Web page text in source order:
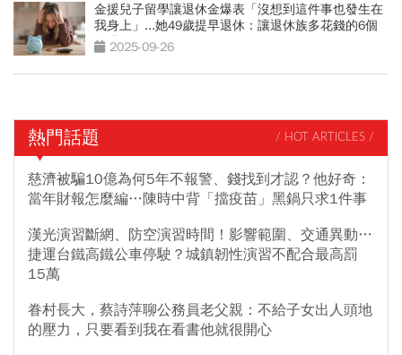
金援兒子留學讓退休金爆表「沒想到這件事也發生在
我身上」...她49歲提早退休：讓退休族多花錢的6個
陷阱2025-09-26
熱門話題 / HOT ARTICLES /
慈濟被騙10億為何5年不報警、錢找到才認？他好奇：
當年財報怎麼編…陳時中背「擋疫苗」黑鍋只求1件事
漢光演習斷網、防空演習時間！影響範圍、交通異動…
捷運台鐵高鐵公車停駛？城鎮韌性演習不配合最高罰
15萬
眷村長大，蔡詩萍聊公務員老父親：不給子女出人頭地
的壓力，只要看到我在看書他就很開心